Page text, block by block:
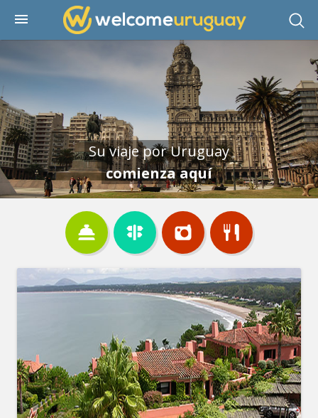
Su viaje por Uruguay
comienza aquí